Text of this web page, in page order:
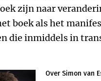
zijn naar
boek als het
die inmiddels in
Over Simon van